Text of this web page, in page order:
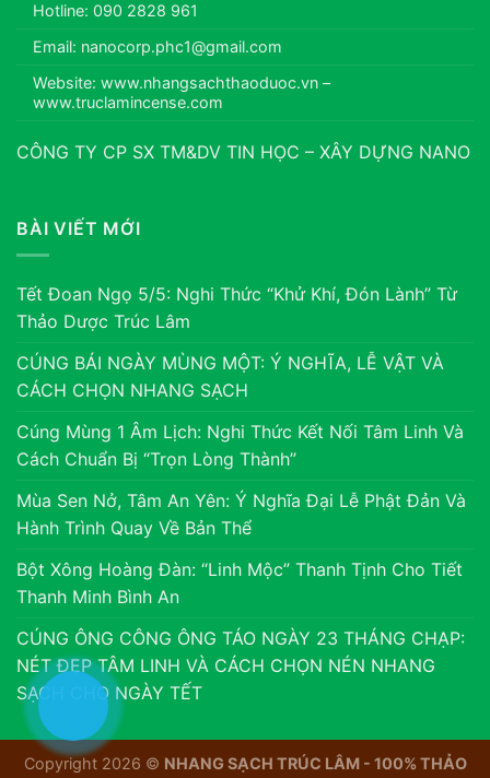
Hotline: 090 2828 961
Email: nanocorp.phc1@gmail.com
Website: www.nhangsachthaoduoc.vn –
www.truclamincense.com
CÔNG TY CP SX TM&DV TIN HỌC – XÂY DỰNG NANO
BÀI VIẾT MỚI
Tết Đoan Ngọ 5/5: Nghi Thức “Khử Khí, Đón Lành” Từ
Thảo Dược Trúc Lâm
CÚNG BÁI NGÀY MÙNG MỘT: Ý NGHĨA, LỄ VẬT VÀ
CÁCH CHỌN NHANG SẠCH
Cúng Mùng 1 Âm Lịch: Nghi Thức Kết Nối Tâm Linh Và
Cách Chuẩn Bị “Trọn Lòng Thành”
Mùa Sen Nở, Tâm An Yên: Ý Nghĩa Đại Lễ Phật Đản Và
Hành Trình Quay Về Bản Thể
Bột Xông Hoàng Đàn: “Linh Mộc” Thanh Tịnh Cho Tiết
Thanh Minh Bình An
CÚNG ÔNG CÔNG ÔNG TÁO NGÀY 23 THÁNG CHẠP:
NÉT ĐẸP TÂM LINH VÀ CÁCH CHỌN NÉN NHANG
SẠCH CHO NGÀY TẾT
Copyright 2026 © NHANG SẠCH TRÚC LÂM - 100% THẢO